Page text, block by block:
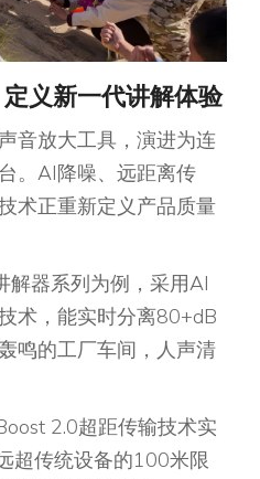
义新一代讲解体验
音放大工具，演进为连
。AI降噪、远距离传
术正重新定义产品质量
解器系列为例，采用AI
术，能实时分离80+dB
鸣的工厂车间，人声清
2.0超距传输技术实
超传统设备的100米限